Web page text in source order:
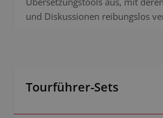
und Diskussionen reibungslos
Tourführer-Sets